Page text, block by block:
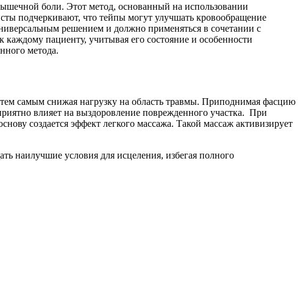
боли. Этот метод, основанный на использовании
подчеркивают, что тейпы могут улучшать кровообращение
решением и должно применяться в сочетании с
пациенту, учитывая его состояние и особенности
метода.
самым снижая нагрузку на область травмы. Приподнимая фасцию
влияет на выздоровление поврежденного участка. При
создается эффект легкого массажа. Такой массаж активизирует
наилучшие условия для исцеления, избегая полного